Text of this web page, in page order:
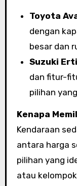
Toyota
dengan
besar dan
Suzuki
dan fitur-
pilihan
Kenapa
Kendaraan
antara harga
pilihan yang
atau